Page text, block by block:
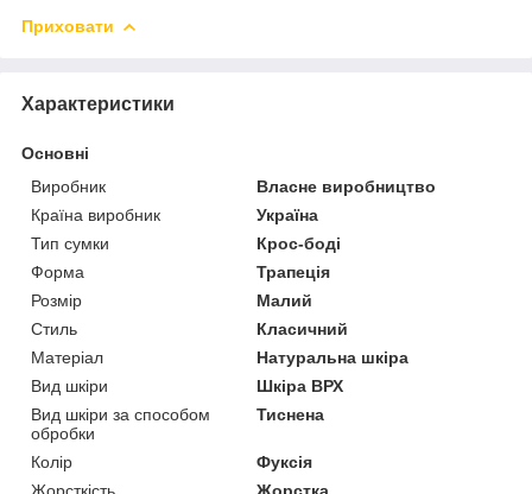
Приховати
Характеристики
Основні
Виробник
Власне виробництво
Країна виробник
Україна
Тип сумки
Крос-боді
Форма
Трапеція
Розмір
Малий
Стиль
Класичний
Матеріал
Натуральна шкіра
Вид шкіри
Шкіра ВРХ
Вид шкіри за способом
обробки
Тиснена
Колір
Фуксія
Жорсткість
Жорстка